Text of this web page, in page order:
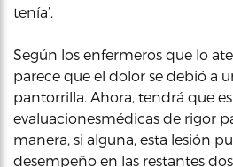
tenía’.
Según los enfermeros que lo
parece que el dolor se debió a
pantorrilla. Ahora, tendrá que
evaluacionesmédicas de rigor
manera, si alguna, esta lesión
desempeño en las restantes